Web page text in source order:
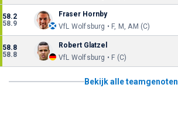
58.2
58.9
Fraser Hornby
VfL Wolfsburg • F, M, AM (C)
58.8
58.8
Robert Glatzel
VfL Wolfsburg • F (C)
Bekijk alle teamgenoten